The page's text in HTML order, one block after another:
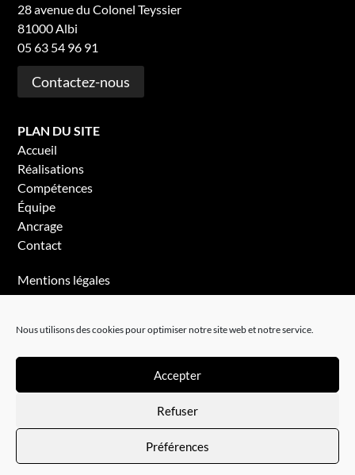
Nous utilisons des cookies pour optimiser notre site web et notre service.
Accepter
Refuser
Préférences
28 avenue du Colonel Teyssier
81000 Albi
05 63 54 96 91
Contactez-nous
PLAN DU SITE
Accueil
Réalisations
Compétences
Équipe
Ancrage
Contact
Mentions légales
Politique de confidentialité